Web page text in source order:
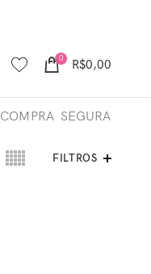
0 R$0,00
COMPRA SEGURA
FILTROS